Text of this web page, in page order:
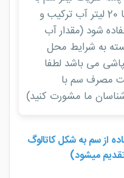
هریک لیتر سم با
5 تا 20 لیتر آب ترکیب و
شود (مقدار آب
به شرایط محل
می باشد لطفا
مصرف سم با
ما مشورت کنید)
از سم به شکل کاتالوگ